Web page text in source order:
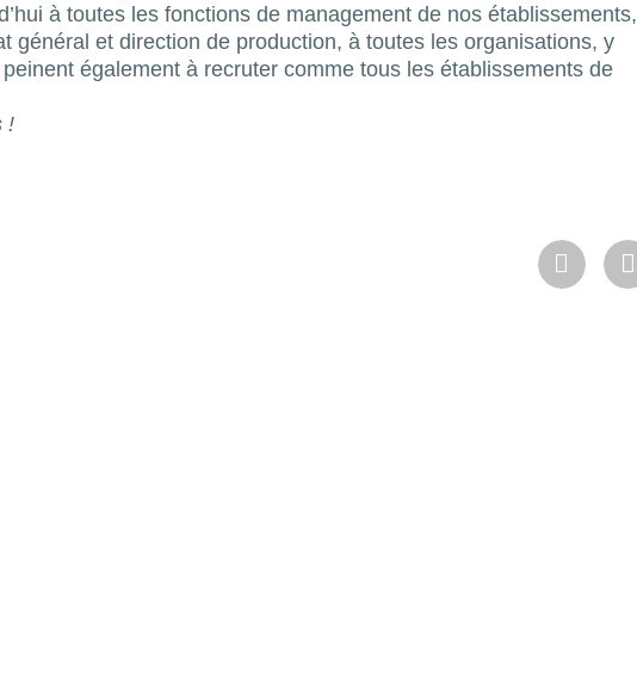
à toutes les fonctions de management de nos établissements,
général et direction de production, à toutes les organisations, y
également à recruter comme tous les établissements de
!